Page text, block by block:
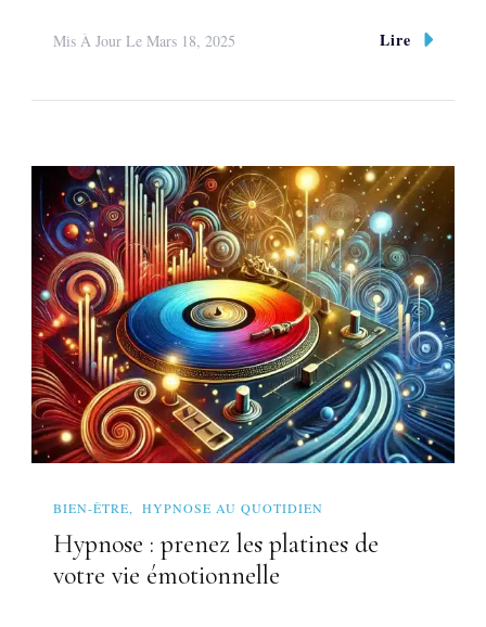
Mis À Jour Le Mars 18, 2025 Lire
BIEN-ÊTRE HYPNOSE AU QUOTIDIEN
Hypnose : prenez les platines de
votre vie émotionnelle